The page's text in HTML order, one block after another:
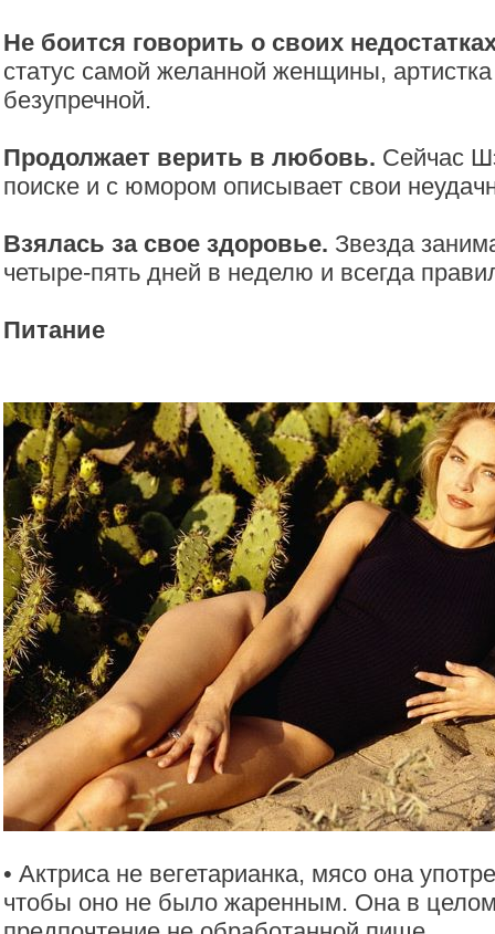
Не боится говорить о своих
статус самой желанной женщины, артистка
безупречной.
Продолжает верить в любовь. Сейчас
поиске и с юмором описывает свои
Взялась за свое здоровье. Звезда
четыре-пять дней в неделю и всегда
Питание
• Актриса не вегетарианка, мясо она
чтобы оно не было жаренным. Она в целом